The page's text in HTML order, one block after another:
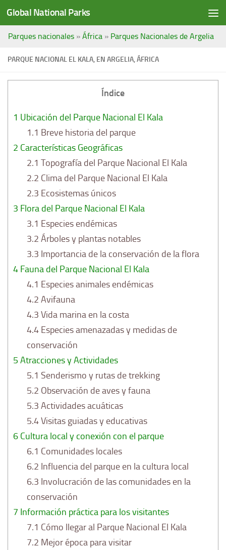
Saltar al contenido
Global National Parks
Parques nacionales » África » Parques Nacionales de Argelia
PARQUE NACIONAL EL KALA, EN ARGELIA, ÁFRICA
Índice
1 Ubicación del Parque Nacional El Kala
1.1 Breve historia del parque
2 Características Geográficas
2.1 Topografía del Parque Nacional El Kala
2.2 Clima del Parque Nacional El Kala
2.3 Ecosistemas únicos
3 Flora del Parque Nacional El Kala
3.1 Especies endémicas
3.2 Árboles y plantas notables
3.3 Importancia de la conservación de la flora
4 Fauna del Parque Nacional El Kala
4.1 Especies animales endémicas
4.2 Avifauna
4.3 Vida marina en la costa
4.4 Especies amenazadas y medidas de
conservación
5 Atracciones y Actividades
5.1 Senderismo y rutas de trekking
5.2 Observación de aves y fauna
5.3 Actividades acuáticas
5.4Visitas guiadas y educativas
6 Cultura local y conexión con el parque
6.1 Comunidades locales
6.2 Influencia del parque en la cultura local
6.3 Involucración de las comunidades en la
conservación
7 Información práctica para los visitantes
7.1 Cómo llegar al Parque Nacional El Kala
7.2 Mejor época para visitar